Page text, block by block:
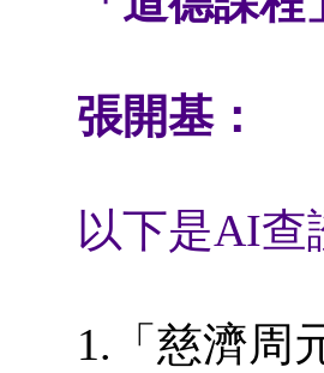
張開基：
以下是AI查
1.「慈濟周